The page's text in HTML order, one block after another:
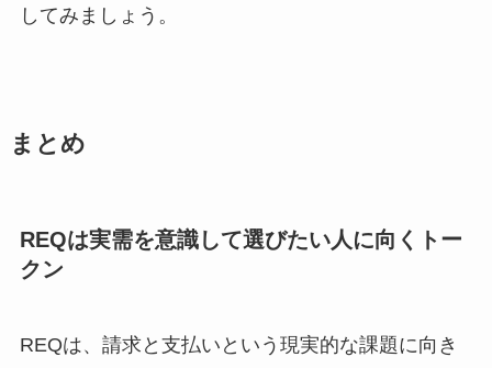
してみましょう。
まとめ
REQは実需を意識して選びたい人に向くトー
クン
REQは、請求と支払いという現実的な課題に向き